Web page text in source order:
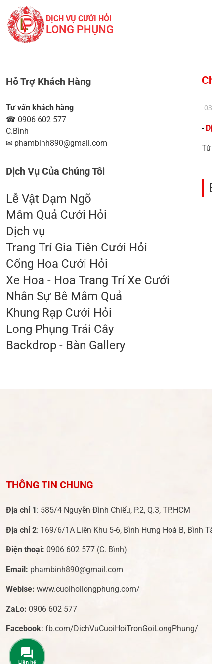
DỊCH VỤ CƯỚI HỎI
LONG PHỤNG
Hỗ Trợ Khách Hàng
Tư vấn khách hàng
☎ 0906 602 577
C.Bình
✉ phambinh890@gmail.com
Dịch Vụ Của Chúng Tôi
Lễ Vật Dạm Ngõ
Mâm Quả Cưới Hỏi
Dịch vụ
Trang Trí Gia Tiên Cưới Hỏi
Cổng Hoa Cưới Hỏi
Xe Hoa - Hoa Trang Trí Xe Cưới
Nhân Sự Bê Mâm Quả
Khung Rạp Cưới Hỏi
Long Phụng Trái Cây
Backdrop - Bàn Gallery
-
THÔNG TIN CHUNG
Địa chỉ 1: 585/4 Nguyễn Đình Chiểu, P.2, Q.3, TP.HCM
Địa chỉ 2: 169/6/1A Liên Khu 5-6, Bình Hưng Hoà B, Bình
Điện thoại: 0906 602 577 (C. Bình)
Email: phambinh890@gmail.com
Webise: www.cuoihoilongphung.com/
ZaLo: 0906 602 577
Facebook: fb.com/DichVuCuoiHoiTronGoiLongPhung/